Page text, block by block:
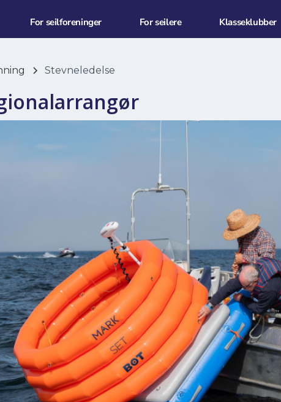
For seilforeninger For seilere Klasseklubber
Stevneledelse